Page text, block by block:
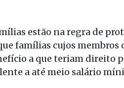
estão na regra de
famílias cujos
a que teriam direito
a até meio salário